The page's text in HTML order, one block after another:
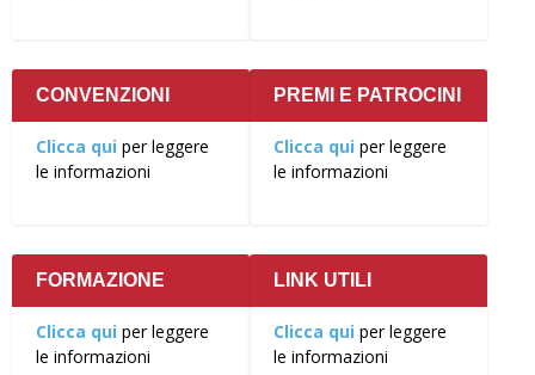
CONVENZIONI
Clicca qui per leggere
le informazioni
PREMI E PATROCINI
Clicca qui per leggere
le informazioni
FORMAZIONE
Clicca qui per leggere
le informazioni
LINK UTILI
Clicca qui per leggere
le informazioni